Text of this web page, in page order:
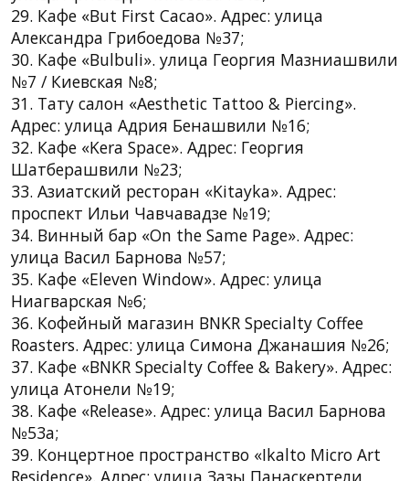
29. Кафе «But First Cacao». Адрес: улица
Александра Грибоедова №37;
30. Кафе «Bulbuli». улица Георгия Мазниашвили
№7 / Киевская №8;
31. Тату салон «Aesthetic Tattoo & Piercing».
Адрес: улица Адрия Бенашвили №16;
32. Кафе «Kera Space». Адрес: Георгия
Шатберашвили №23;
33. Азиатский ресторан «Kitayka». Адрес:
проспект Ильи Чавчавадзе №19;
34. Винный бар «On the Same Page». Адрес:
улица Васил Барнова №57;
35. Кафе «Eleven Window». Адрес: улица
Ниагварская №6;
36. Кофейный магазин BNKR Specialty Coffee
Roasters. Адрес: улица Симона Джанашия №26;
37. Кафе «BNKR Specialty Coffee & Bakery». Адрес:
улица Атонели №19;
38. Кафе «Release». Адрес: улица Васил Барнова
№53a;
39. Концертное пространство «Ikalto Micro Art
Residence». Адрес: улица Зазы Панаскертели